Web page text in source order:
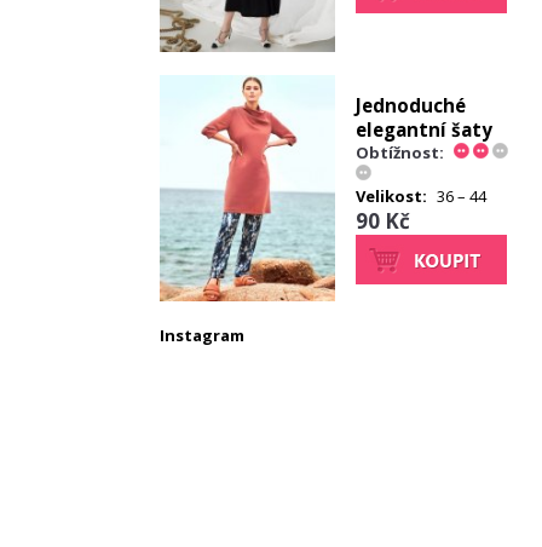
Jednoduché
elegantní šaty
Obtížnost:
Velikost: 36 – 44
90 Kč
Instagram